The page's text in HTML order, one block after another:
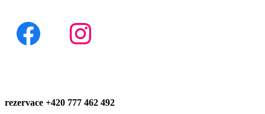
rezervace +420 777 462 492